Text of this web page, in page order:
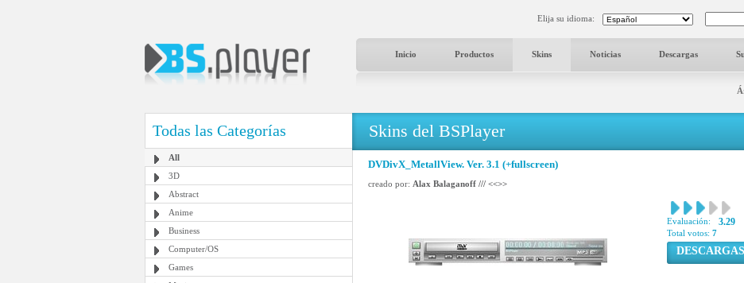
Elija su idioma:
Inicio Productos Skins Noticias Descargas
Todas las Categorías
All
3D
Abstract
Anime
Business
Computer/OS
Games
Skins del BSPlayer
DVDivX_MetallView. Ver. 3.1 (+fullscreen)
creado por: Alax Balaganoff /// <<>>
Evaluación: 3.29
Total votos: 7
DESCARGAS